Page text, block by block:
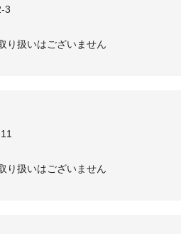
3
り扱いはございません
り扱いはございません